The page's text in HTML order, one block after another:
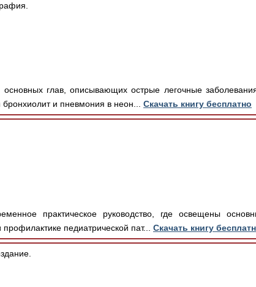
основных глав, описывающих острые легочные
и пневмония в неон... Скачать книгу бесплатно
практическое руководство, где освещены
педиатрической пат... Скачать книгу